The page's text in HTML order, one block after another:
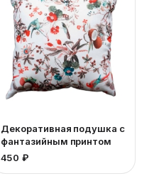
Декоративная подушка с
фантазийным принтом
450 ₽